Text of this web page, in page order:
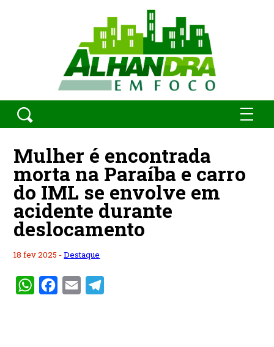
Mulher é encontrada
morta na Paraíba e carro
do IML se envolve em
acidente durante
deslocamento
18 fev 2025 -Destaque
WhatsAppFacebook
Email